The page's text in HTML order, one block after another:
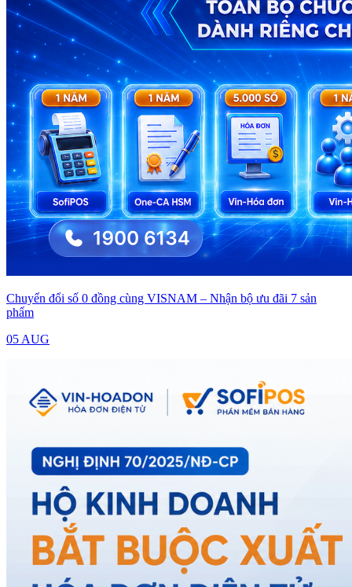
Chuyển đổi số 0 đồng cùng VISNAM – Nhận bộ ưu đãi 7 sản
phẩm
05 AUG